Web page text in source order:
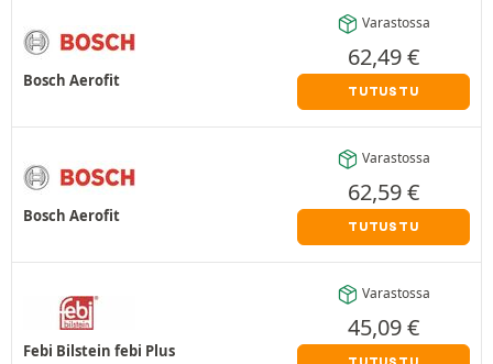
Bosch Aerofit
Varastossa
62,49€
TUTUSTU
Bosch Aerofit
Varastossa
62,59€
TUTUSTU
Febi Bilstein febi Plus
Varastossa
45,09€